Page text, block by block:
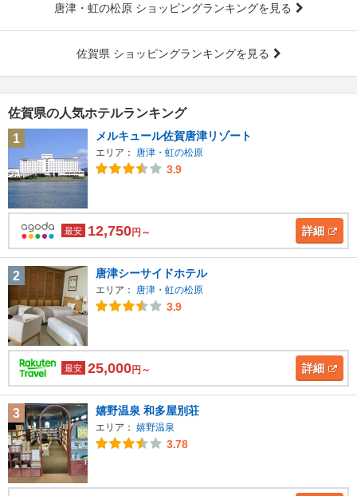
唐津・虹の松原 ショッピングランキングを見る
佐賀県 ショッピングランキングを見る
佐賀県の人気ホテルランキング
1
メルキュール佐賀唐津リゾート
エリア： 唐津・虹の松原
3.9
最安 12,750円～ 詳細
2 唐津シーサイドホテル
エリア： 唐津・虹の松原
3.9
最安 25,000円～ 詳細
3 嬉野温泉 和多屋別荘
エリア： 嬉野温泉
3.78